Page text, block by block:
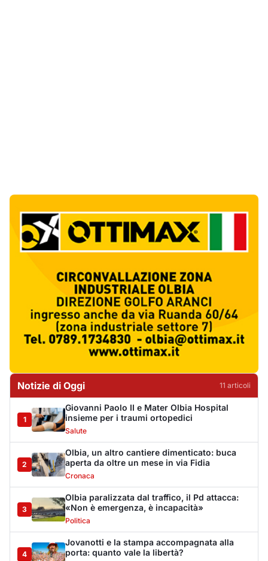
1
Giovanni Paolo II e Mater Olbia Hospital
insieme per i traumi ortopedici
Salute
Olbia, un altro cantiere dimenticato: buca
aperta da oltre un mese in via Fidia
Cronaca
Olbia paralizzata dal traffico, il Pd attacca:
«Non è emergenza, è incapacità»
Politica
4
porta: quanto vale la libertà?
Editoriali
5
Golfo Aranci, il 14 agosto torna la Sagra del
Pesce in piazza Cossiga
Cronaca
6
La Maddalena, incendio nella notte a Monti
d’Arena: le fiamme raggiungono un chiosco
Cronaca
7
Olbia, cocaina e hashish in casa: i
Carabinieri arrestano un 22enne
Cronaca
8
La protesta di via Fiume: "Siamo pronti a
rivolgerci al prefetto"